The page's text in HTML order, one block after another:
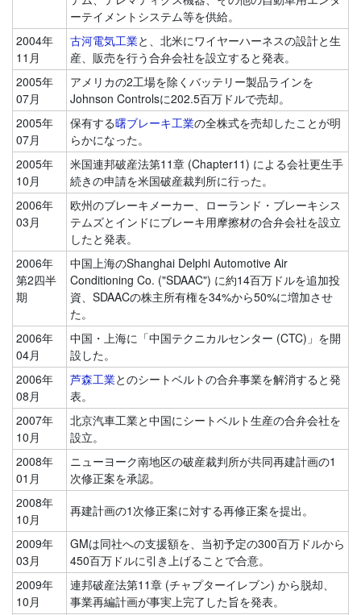
ーテイメントシステム等を供給。
2004年
11月
古河電気工業と、北米にワイヤーハーネスの設計と生
産、販売を行う合弁会社を設立すると発表。
2005年
07月
アメリカの2工場を除くバッテリー製品ラインを
Johnson Controlsに202.5百万ドルで売却。
2005年
07月
保有する曙ブレーキ工業の全株式を売却したことが明
らかになった。
2005年
10月
米国連邦破産法第11章 (Chapter11) による会社更生手
続きの申請を米国破産裁判所に行った。
2006年
03月
欧州のブレーキメーカー、ローランド・ブレーキシス
テムズとインドにブレーキ用摩擦材の合弁会社を設立
したと発表。
2006年
第2四半
期
中国上海のShanghai Delphi Automotive Air
Conditioning Co. ("SDAAC") に約14百万ドルを追加投
資、SDAACの株主所有権を34%から50%に増加させ
た。
2006年
04月
中国・上海に「中国テクニカルセンター (CTC)」を開
設した。
2006年
08月
芦森工業とのシートベルトの合弁事業を解消すると発
表。
2007年
10月
北京汽車工業と中国にシートベルト生産の合弁会社を
設立。
2008年
01月
ニューヨーク南地区の破産裁判所が共同再建計画の1
次修正案を承認。
2008年
10月
再建計画の1次修正案に対する再修正案を提出。
2009年
03月
GMは同社への支援額を、当初予定の300百万ドルから
450百万ドルに引き上げることで合意。
2009年
10月
連邦破産法第11章 (チャプターイレブン) から脱却、
事業再編計画が事実上完了した旨を発表。